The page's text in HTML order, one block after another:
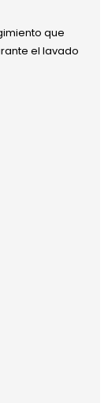
que
el lavado